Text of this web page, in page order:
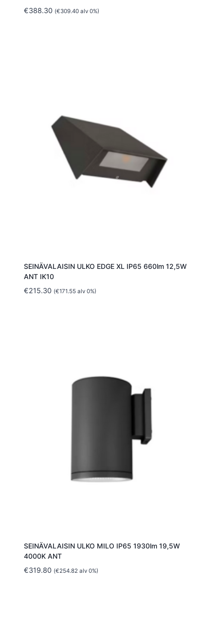
€388.30 (€309.40alv 0%)
SEINÄVALAISIN ULKO EDGE XL IP65 660lm 12,5W
ANT IK10
€215.30 (€171.55alv 0%)
SEINÄVALAISIN ULKO MILO IP65 1930lm 19,5W
4000K ANT
€319.80 (€254.82alv 0%)